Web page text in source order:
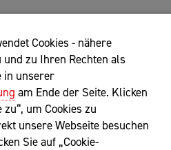
Cookies - nähere
zu Ihren Rechten als
in unserer
am Ende der Seite. Klicken
um Cookies zu
unsere Webseite besuchen
Sie auf „Cookie-
einschließen:
-webshop, Exakter